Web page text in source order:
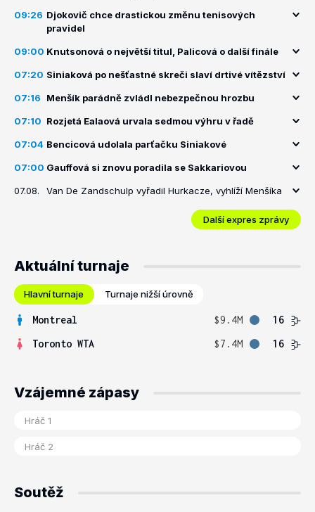
09:26 Djokovič chce drastickou změnu tenisových
pravidel
09:00 Knutsonová o největší titul, Palicová o další finále
07:20 Siniaková po nešťastné skreči slaví drtivé vítězství
07:16 Menšík parádně zvládl nebezpečnou hrozbu
07:10 Rozjetá Ealaová urvala sedmou výhru v řadě
07:04 Bencicová udolala parťačku Siniakové
07:00 Gauffová si znovu poradila se Sakkariovou
07.08. Van De Zandschulp vyřadil Hurkacze, vyhlíží Menšíka
Další expres zprávy
Aktuální turnaje
Hlavní turnaje Turnaje nižší úrovně
Montreal $9.4M
16
Toronto WTA
$7.4M 16
Vzájemné zápasy
Soutěž